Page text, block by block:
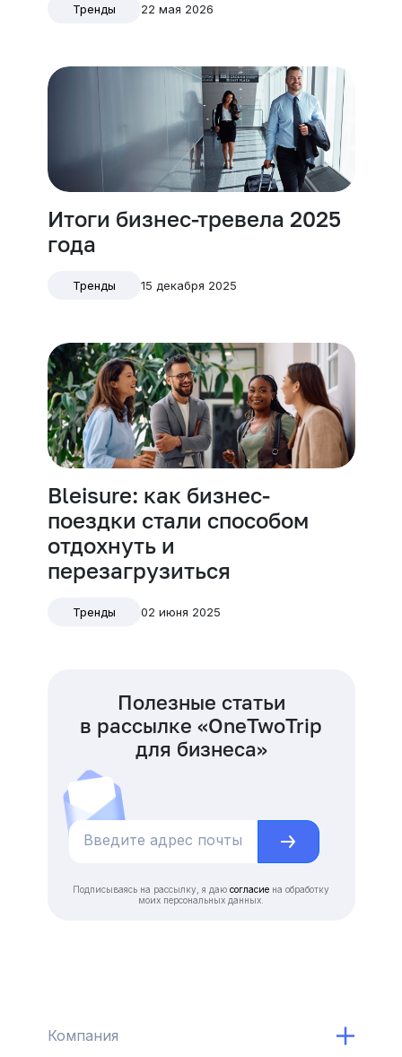
Тренды 22 мая 2026
Итоги бизнес-тревела 2025
года
Тренды 15 декабря 2025
Bleisure: как бизнес-
поездки стали способом
отдохнуть и
перезагрузиться
Тренды 02 июня 2025
Полезные статьи
в рассылке «OneTwoTrip
для бизнеса»
Подписываясь на рассылку, я даю согласие на обработку
моих персональных данных.
Компания